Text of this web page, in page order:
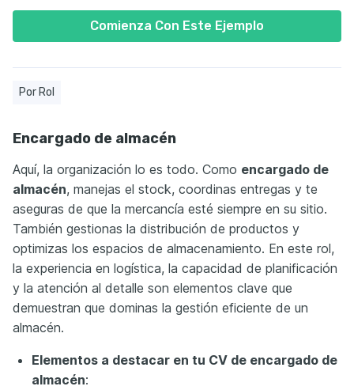
Comienza Con Este Ejemplo
Por Rol
Encargado de almacén
Aquí, la organización lo es todo. Como encargado de
almacén, manejas el stock, coordinas entregas y te
aseguras de que la mercancía esté siempre en su sitio.
También gestionas la distribución de productos y
optimizas los espacios de almacenamiento. En este rol,
la experiencia en logística, la capacidad de planificación
y la atención al detalle son elementos clave que
demuestran que dominas la gestión eficiente de un
almacén.
Elementos a destacar en tu CV de encargado de
almacén: